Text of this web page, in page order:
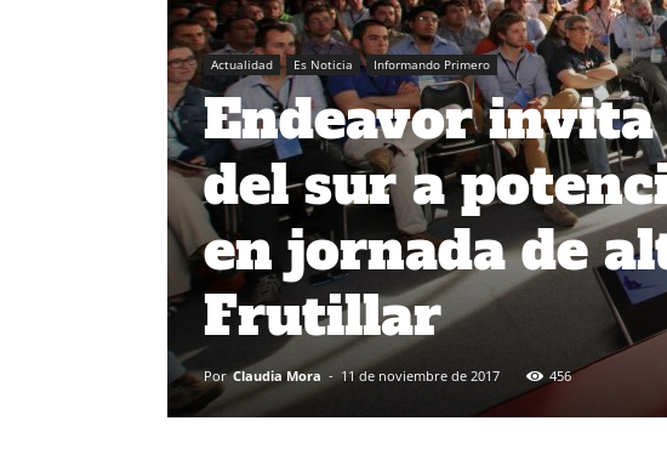
Actualidad Es Noticia Informando Primero
Endeavor
del sur a
en jornada de
Frutillar
Por Claudia Mora - 11 de noviembre de 2017 456